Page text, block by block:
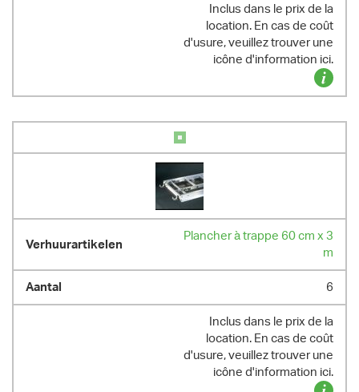
Inclus dans le prix de la
location. En cas de coût
d'usure, veuillez trouver une
icône d'information ici.
Plancher à trappe 60 cm x 3
m
6
Inclus dans le prix de la
location. En cas de coût
d'usure, veuillez trouver une
icône d'information ici.